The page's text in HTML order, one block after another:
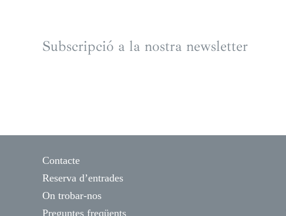
Subscripció a la nostra newsletter
Contacte
Reserva d’entrades
On trobar-nos
Preguntes freqüents